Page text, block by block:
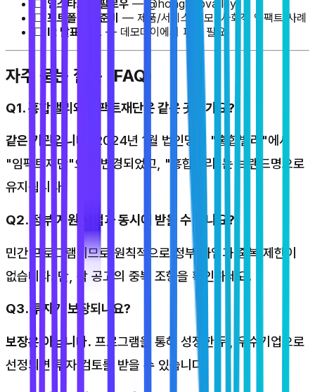
☐ 인스타그램 팔로우 — @honghapvalley
☐ 포트폴리오 준비 — 제품/서비스 데모, 사회적 임팩트 사례
☐ IR 발표 자료 — 데모데이에서 피칭 필요
자주 묻는 질문 (FAQ)
Q1. 홍합밸리와 임팩트재단은 같은 곳인가요?
같은 기관입니다.
2024년 1월 법인명이 "홍합밸리"에서
"임팩트재단"으로 변경되었고, "홍합밸리"는 브랜드명으로
유지됩니다.
Q2. 정부 지원 사업과 동시에 받을 수 있나요?
민간 프로그램이므로 원칙적으로 정부 사업과 중복 제한이
없습니다. 단, 각 공고의 중복 조항을 확인하세요.
Q3. 투자가 보장되나요?
보장은 아닙니다. 프로그램을 통해 성장한 뒤, 우수기업으로
선정되면 투자 검토를 받을 수 있습니다.